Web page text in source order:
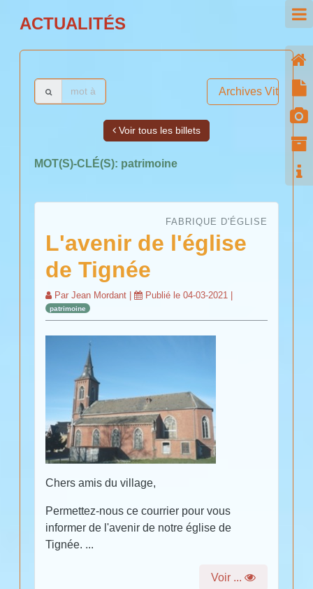
ACTUALITÉS
Archives Vitiyou
Voir tous les billets
MOT(S)-CLÉ(S): patrimoine
FABRIQUE D'ÉGLISE
L'avenir de l'église
de Tignée
ParJean Mordant | Publié le04-03-2021 |
patrimoine
Chers amis du village,
Permettez-nous ce courrier pour vous
informer de l'avenir de notre église de
Tignée. ...
Voir ...